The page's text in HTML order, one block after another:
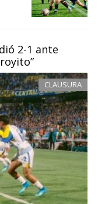
2-1 ante
CLAUSURA